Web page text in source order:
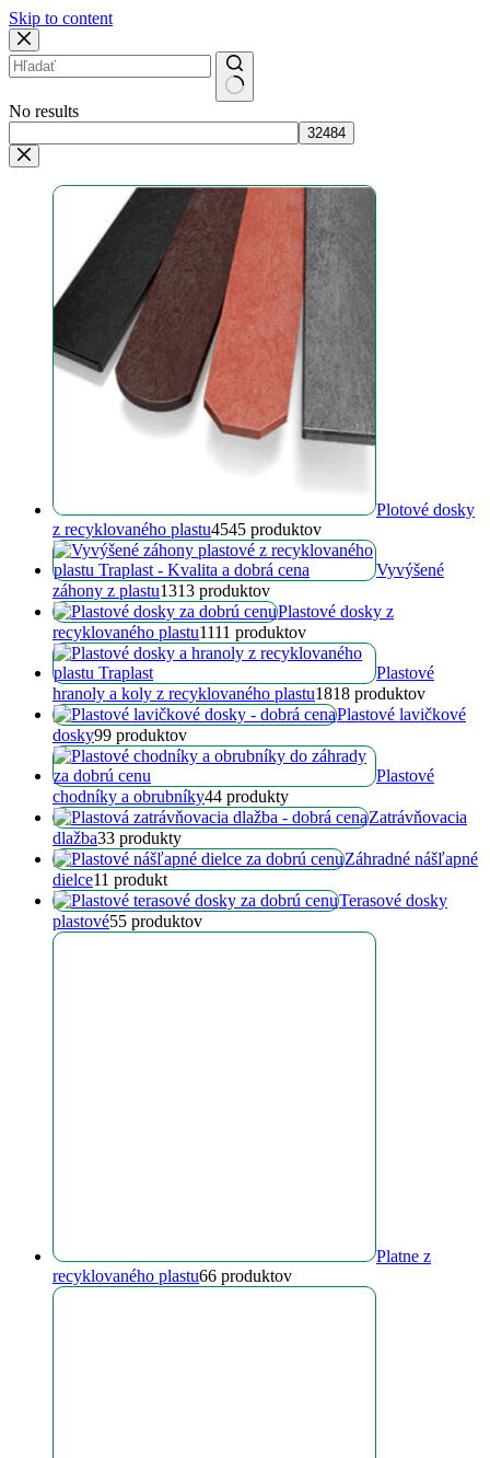
Skip to content
No results
Plotové dosky
z recyklovaného plastu4545 produktov
Vyvýšené
záhony z plastu1313 produktov
Plastové dosky z
recyklovaného plastu1111 produktov
Plastové
hranoly a koly z recyklovaného plastu1818 produktov
Plastové lavičkové
dosky99 produktov
Plastové
chodníky a obrubníky44 produkty
Zatrávňovacia
dlažba33 produkty
Záhradné nášľapné
dielce11 produkt
Terasové dosky
plastové55 produktov
Platne z
recyklovaného plastu66 produktov